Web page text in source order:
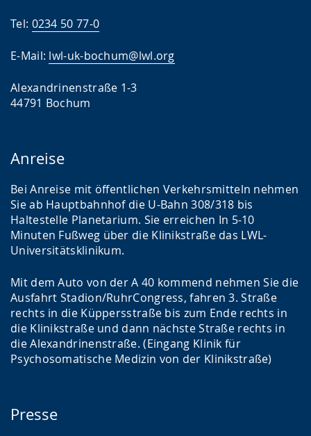
Tel: 0234 50 77-0
E-Mail: lwl-uk-bochum@lwl.org
Alexandrinenstraße 1-3
44791 Bochum
Anreise
Bei Anreise mit öffentlichen Verkehrsmitteln nehmen
Sie ab Hauptbahnhof die U-Bahn 308/318 bis
Haltestelle Planetarium. Sie erreichen In 5-10
Minuten Fußweg über die Klinikstraße das LWL-
Universitätsklinikum.
Mit dem Auto von der A 40 kommend nehmen Sie die
Ausfahrt Stadion/RuhrCongress, fahren 3. Straße
rechts in die Küppersstraße bis zum Ende rechts in
die Klinikstraße und dann nächste Straße rechts in
die Alexandrinenstraße. (Eingang Klinik für
Psychosomatische Medizin von der Klinikstraße)
Presse